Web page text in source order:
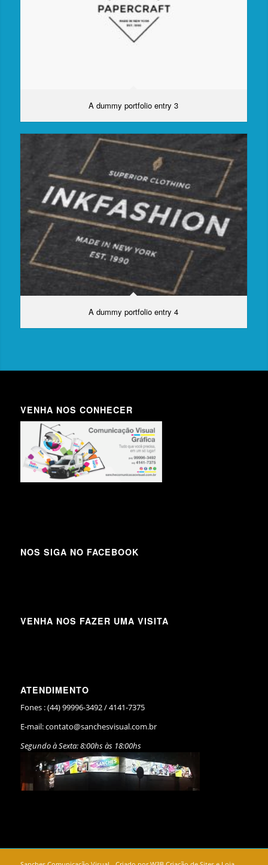
A dummy portfolio entry 3
A dummy portfolio entry 4
VENHA NOS CONHECER
NOS SIGA NO FACEBOOK
VENHA NOS FAZER UMA VISITA
ATENDIMENTO
Fones : (44) 99996-3492 / 4141-7375
E-mail:contato@sanchesvisual.com.br
Segundo à Sexta: 8:00hs às 18:00hs